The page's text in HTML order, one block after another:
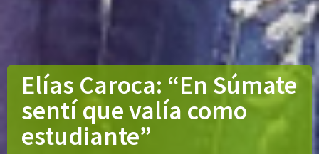
Elías Caroca: “En Súmate
sentí que valía como
estudiante”